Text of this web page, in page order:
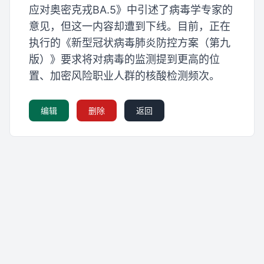
应对奥密克戎BA.5》中引述了病毒学专家的
意见，但这一内容却遭到下线。目前，正在
执行的《新型冠状病毒肺炎防控方案（第九
版）》要求将对病毒的监测提到更高的位
置、加密风险职业人群的核酸检测频次。
编辑 删除 返回